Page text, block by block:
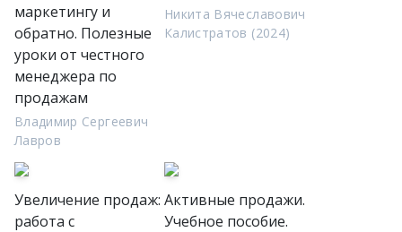
маркетингу и
обратно. Полезные
уроки от честного
менеджера по
продажам
Владимир Сергеевич
Лавров
Никита Вячеславович
Калистратов (2024)
Увеличение продаж:
работа с
Активные продажи.
Учебное пособие.